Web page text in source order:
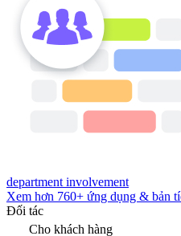
department involvement
Xem hơn 760+ ứng dụng & bản
Đối tác
Cho khách hàng